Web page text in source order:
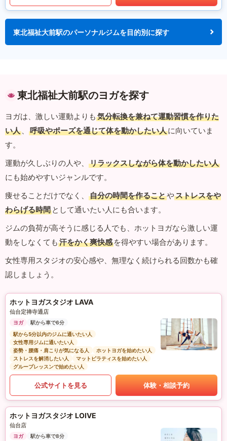
東北福祉大前駅のパーソナルジムを目的別に探す
東北福祉大前駅のヨガを探す
ヨガは、激しい運動よりも 気分転換を兼ねて運動習慣を作りた
い人 、 呼吸やポーズを通じて体を動かしたい人に向いていま
す。
運動が久しぶりの人や、
リラックスしながら体を動かしたい人
にも始めやすいジャンルです。
痩せることだけでなく、
自分の時間を作ることやストレスをや
わらげる時間 として通いたい人にも合います。
ジムの負荷が高そうに感じる人でも、ホットヨガなら激しい運
動をしなくても 汗をかく爽快感 を得やすい場合があります。
女性専用スタジオの安心感や、無理なく続けられる回数かも確
認しましょう。
ホットヨガスタジオ LAVA
仙台定禅寺通店
ヨガ
駅から車で6分
駅から5分以内のジムに通いたい人
女性専用ジムに通いたい人
姿勢・腰痛・肩こりが気になる人
ホットヨガを始めたい人
ストレスを解消したい人
マットピラティスを始めたい人
グループレッスンで始めたい人
公式サイトを見る 体験・相談予約
ホットヨガスタジオ LOIVE
仙台店
ヨガ
駅から車で8分